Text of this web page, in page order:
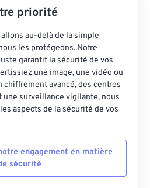
priorité
au-delà de la simple
les protégeons. Notre
garantit la sécurité de vos
une image, une vidéo ou
chiffrement avancé, des centres
une surveillance vigilante, nous
aspects de la sécurité de vos
engagement en matière
sécurité